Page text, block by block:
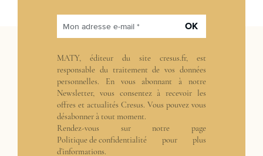
Mon adresse e-mail * OK
MATY, éditeur du site cresus.fr, est
responsable du traitement de vos données
personnelles. En vous abonnant à notre
Newsletter, vous consentez à recevoir les
offres et actualités Cresus. Vous pouvez vous
désabonner à tout moment.
Rendez-vous sur notre page
Politique de confidentialité pour plus
d’informations.